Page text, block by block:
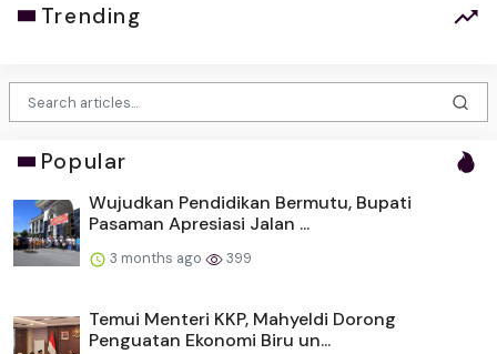
Trending
Popular
Wujudkan Pendidikan Bermutu, Bupati
Pasaman Apresiasi Jalan ...
3 months ago 399
Temui Menteri KKP, Mahyeldi Dorong
Penguatan Ekonomi Biru un...